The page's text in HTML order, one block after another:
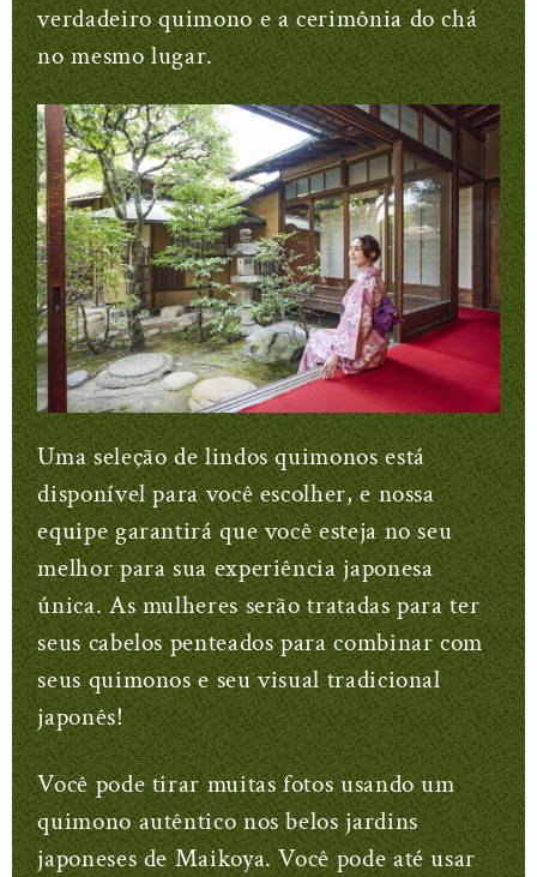
verdadeiro quimono e a cerimônia do chá
no mesmo lugar.
Uma seleção de lindos quimonos está
disponível para você escolher, e nossa
equipe garantirá que você esteja no seu
melhor para sua experiência japonesa
única. As mulheres serão tratadas para ter
seus cabelos penteados para combinar com
seus quimonos e seu visual tradicional
japonês!
Você pode tirar muitas fotos usando um
quimono autêntico nos belos jardins
japoneses de Maikoya. Você pode até usar